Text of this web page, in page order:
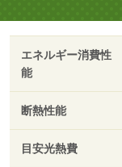
エネルギー消費性
能
断熱性能
目安光熱費